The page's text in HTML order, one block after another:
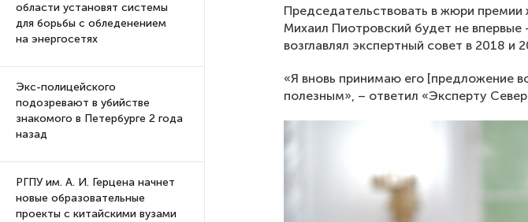
области установят системы
для борьбы с обледенением
на энергосетях
Экс-полицейского
подозревают в убийстве
знакомого в Петербурге 2 года
назад
РГПУ им. А. И. Герцена начнет
новые образовательные
проекты с китайскими вузами
Председательствовать в жюри
Михаил Пиотровский будет не
возглавлял экспертный совет в 2018 и
«Я вновь принимаю его [предложение
полезным», – ответил «Эксперту